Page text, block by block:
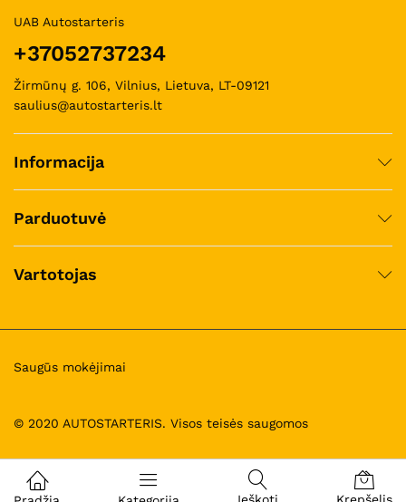
UAB Autostarteris
+37052737234
Žirmūnų g. 106, Vilnius, Lietuva, LT-09121
saulius@autostarteris.lt
Informacija
Parduotuvė
Vartotojas
© 2020 AUTOSTARTERIS. Visos teisės saugomos
Saugūs mokėjimai